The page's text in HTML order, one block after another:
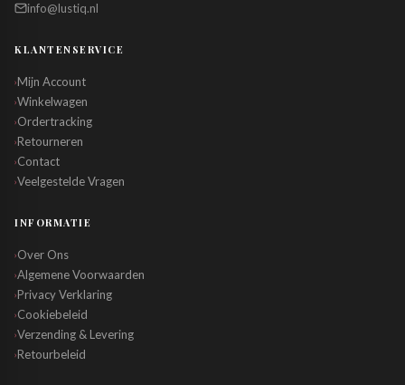
info@lustiq.nl
KLANTENSERVICE
›Mijn Account
›Winkelwagen
›Ordertracking
›Retourneren
›Contact
›Veelgestelde Vragen
INFORMATIE
›Over Ons
›Algemene Voorwaarden
›Privacy Verklaring
›Cookiebeleid
›Verzending & Levering
›Retourbeleid